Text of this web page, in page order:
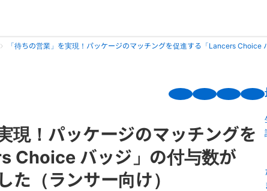
「待ちの営業」を実現！パッケージのマッチングを促進する「Lancers
現！パッケージのマッチングを
Choice バッジ」の付与数が
（ランサー向け）